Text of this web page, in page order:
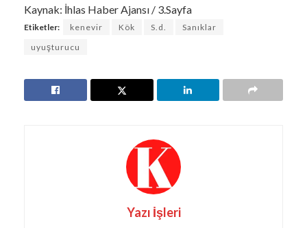
Kaynak: İhlas Haber Ajansı / 3.Sayfa
Etiketler: kenevir Kök S.d.
Sanıklar
uyuşturucu
Yazı İşleri